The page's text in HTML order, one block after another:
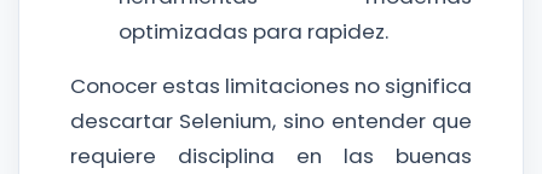
optimizadas para rapidez.
Conocer estas limitaciones no significa
descartar Selenium, sino entender que
requiere disciplina en las buenas